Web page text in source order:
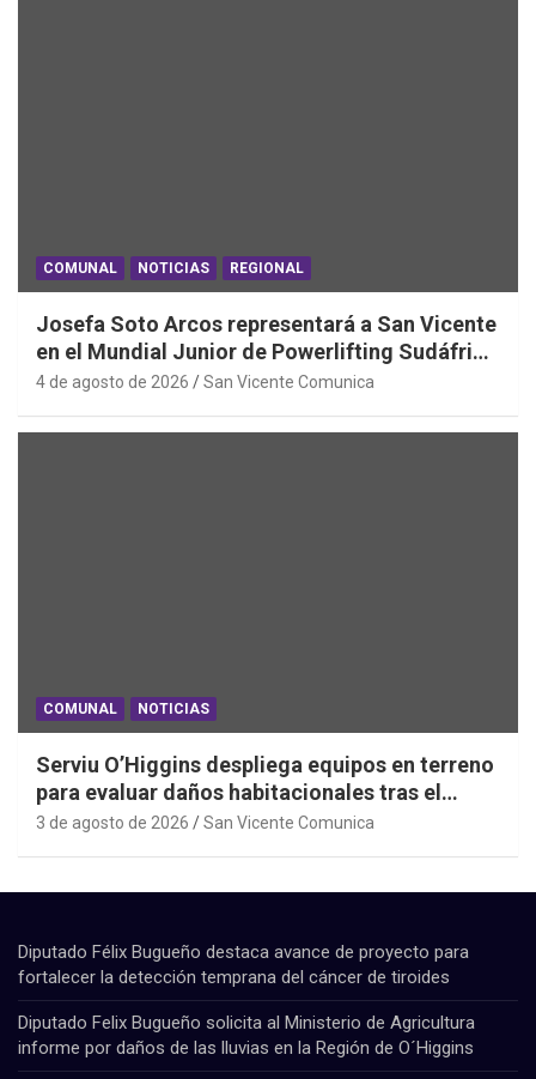
COMUNAL NOTICIAS REGIONAL
Josefa Soto Arcos representará a San Vicente
en el Mundial Junior de Powerlifting Sudáfrica
2026
4 de agosto de 2026 San Vicente Comunica
COMUNAL NOTICIAS
Serviu O’Higgins despliega equipos en terreno
para evaluar daños habitacionales tras el
Sistema Frontal
3 de agosto de 2026 San Vicente Comunica
Diputado Félix Bugueño destaca avance de proyecto para
fortalecer la detección temprana del cáncer de tiroides
Diputado Felix Bugueño solicita al Ministerio de Agricultura
informe por daños de las lluvias en la Región de O´Higgins